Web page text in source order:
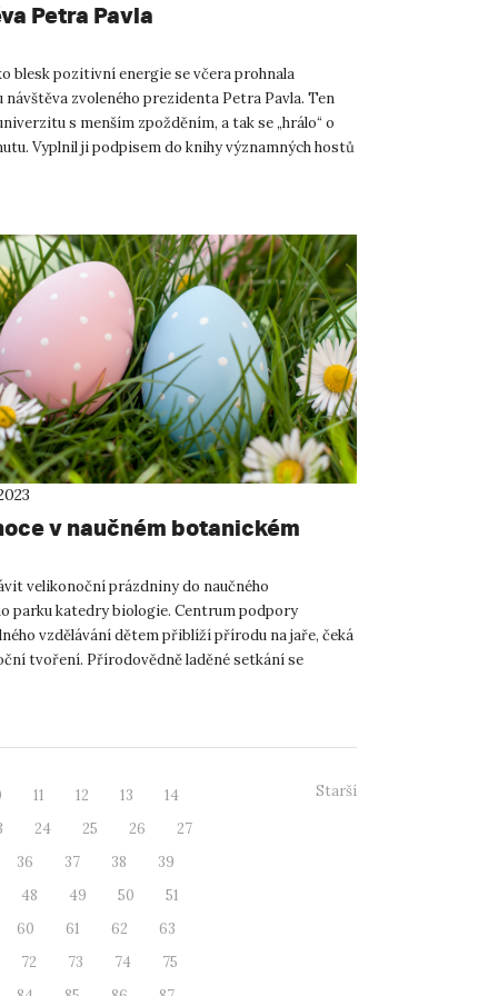
Petra Pavla
blesk pozitivní energie se včera prohnala
zvoleného prezidenta Petra Pavla. Ten
s menším zpožděním, a tak se „hrálo“ o
Vyplnil ji podpisem do knihy významných hostů
v naučném botanickém
velikonoční prázdniny do naučného
parku katedry biologie. Centrum podpory
vzdělávání dětem přiblíží přírodu na jaře, čeká
tvoření. Přírodovědně laděné setkání se
11 12 13
14
24 25 26
27
36
37 38
39
48
49 50
51
60
61 62
63
72
73 74
75
Starší